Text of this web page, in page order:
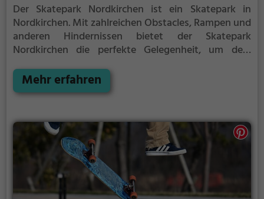
Der Skatepark Nordkirchen ist ein Skatepark in
Nordkirchen.Mit zahlreichen Obstacles, Rampen und
anderen Hindernissen bietet der Skatepark
Nordkirchen die perfekte Gelegenheit, um dein
Skater oder Anfänger, der Skatepark Nordkirchen
hat für jeden etwas zu bieten - ganz egal, ob du nur
angeben möchtest.
Mehr erfahren